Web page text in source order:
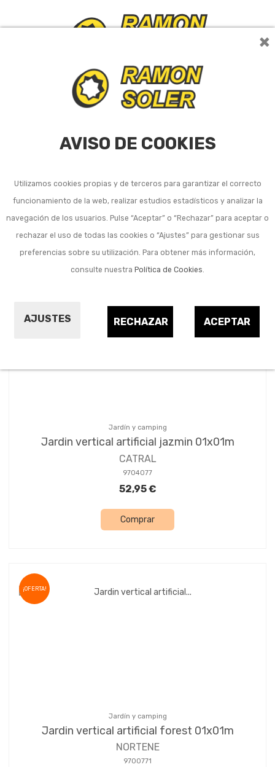
×
AVISO DE COOKIES
Utilizamos cookies propias y de terceros para garantizar el correcto
funcionamiento de la web, realizar estudios estadísticos y analizar la
navegación de los usuarios. Pulse “Aceptar” o “Rechazar” para aceptar o
rechazar el uso de todas las cookies o “Ajustes” para gestionar sus
preferencias sobre su utilización. Para obtener más información,
consulte nuestra Política de Cookies.
AJUSTES ACEPTAR
RECHAZAR
Planta y flor artificial
Ordenar por: 7
Jardín y camping
Jardin vertical artificial jazmin 01x01m
CATRAL
9704077
52,95 €
Comprar
¡OFERTA!
Jardín y camping
Jardin vertical artificial forest 01x01m
NORTENE
9700771